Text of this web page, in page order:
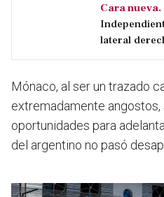
Cara nueva.
lateral
Mónaco, al ser un trazado
extremadamente
oportunidades para
del argentino no pasó